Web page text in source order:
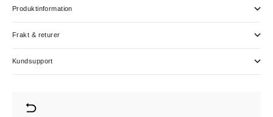
Produktinformation
Frakt & returer
Kundsupport